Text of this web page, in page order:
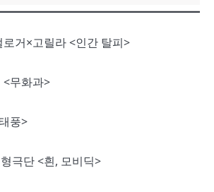
거×고릴라 <인간 탈피>
무화과>
풍>
극단 <흰, 모비딕>